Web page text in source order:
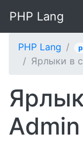
PHP Lang
PHP Lang
Ярлыки в